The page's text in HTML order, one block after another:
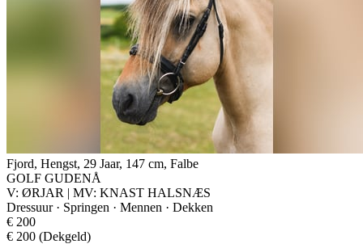
Fjord, Hengst, 29 Jaar, 147 cm, Falbe
GOLF GUDENÅ
V: ØRJAR | MV: KNAST HALSNÆS
Dressuur · Springen · Mennen · Dekken
€ 200
€ 200 (Dekgeld)